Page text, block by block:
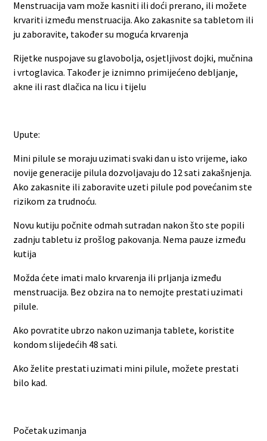
Menstruacija vam može kasniti ili doći prerano, ili možete
krvariti između menstruacija. Ako zakasnite sa tabletom ili
ju zaboravite, također su moguća krvarenja
Rijetke nuspojave su glavobolja, osjetljivost dojki, mučnina
i vrtoglavica. Također je iznimno primijećeno debljanje,
akne ili rast dlačica na licu i tijelu
Upute:
Mini pilule se moraju uzimati svaki dan u isto vrijeme, iako
novije generacije pilula dozvoljavaju do 12 sati zakašnjenja.
Ako zakasnite ili zaboravite uzeti pilule pod povećanim ste
rizikom za trudnoću.
Novu kutiju počnite odmah sutradan nakon što ste popili
zadnju tabletu iz prošlog pakovanja. Nema pauze između
kutija
Možda ćete imati malo krvarenja ili prljanja između
menstruacija. Bez obzira na to nemojte prestati uzimati
pilule.
Ako povratite ubrzo nakon uzimanja tablete, koristite
kondom slijedećih 48 sati.
Ako želite prestati uzimati mini pilule, možete prestati
bilo kad.
Početak uzimanja